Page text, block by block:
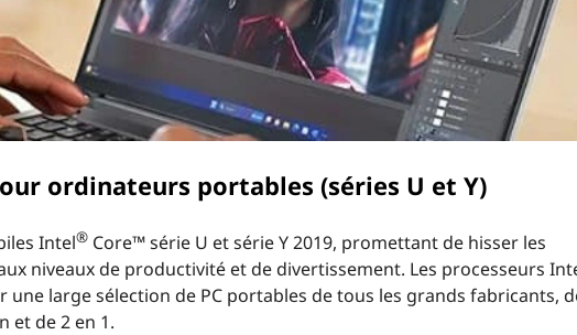
ordinateurs portables (séries U et Y)
Intel® Core™ série U et série Y 2019, promettant de hisser les
niveaux de productivité et de divertissement. Les processeurs
large sélection de PC portables de tous les grands fabricants,
et de 2 en 1.